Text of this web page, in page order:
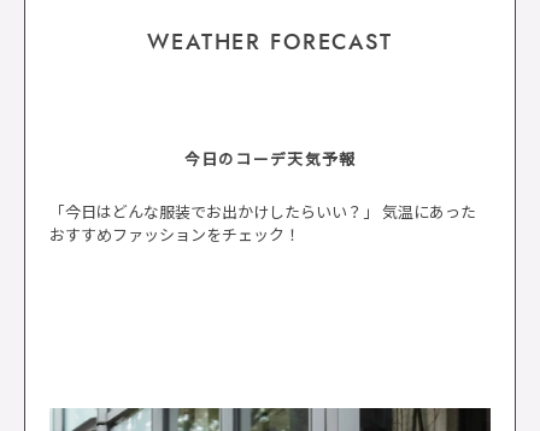
WEATHER FORECAST
今日のコーデ天気予報
「今日はどんな服装でお出かけしたらいい？」 気温にあった
おすすめファッションをチェック！